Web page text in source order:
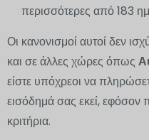
περισσότερες από 183
Οι κανονισμοί αυτοί δεν
και σε άλλες χώρες όπως
είστε υπόχρεοι να
εισόδημά σας εκεί,
κριτήρια.